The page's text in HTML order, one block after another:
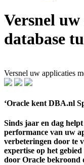
Versnel
database
Versnel uw applicaties
‘Oracle kent DBA.nl
Sinds jaar en dag
performance van uw
verbeteringen door te
expertise op het
door Oracle bekroond